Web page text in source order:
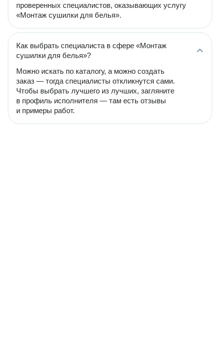
проверенных специалистов, оказывающих услугу
«Монтаж сушилки для белья».
Как выбрать специалиста в сфере «Монтаж
сушилки для белья»?
Можно искать по каталогу, а можно создать
заказ — тогда специалисты откликнутся сами.
Чтобы выбрать лучшего из лучших, загляните
в профиль исполнителя — там есть отзывы
и примеры работ.